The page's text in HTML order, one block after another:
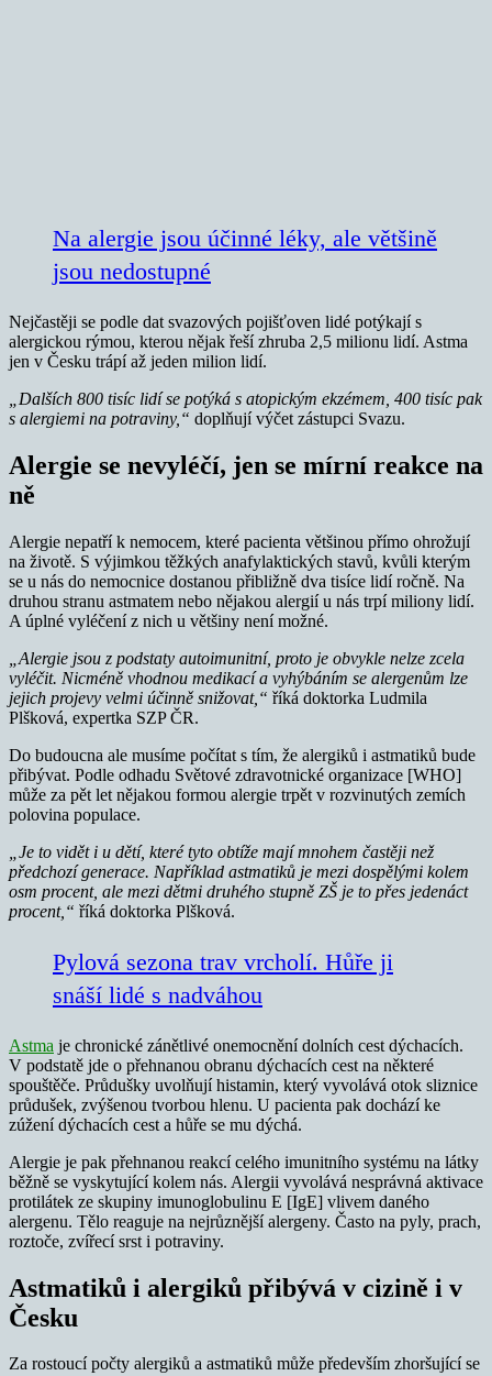
Na alergie jsou účinné léky, ale většině
jsou nedostupné
Nejčastěji se podle dat svazových pojišťoven lidé potýkají s
alergickou rýmou, kterou nějak řeší zhruba 2,5 milionu lidí. Astma
jen v Česku trápí až jeden milion lidí.
„Dalších 800 tisíc lidí se potýká s atopickým ekzémem, 400 tisíc pak
s alergiemi na potraviny,“ doplňují výčet zástupci Svazu.
Alergie se nevyléčí, jen se mírní reakce na
ně
Alergie nepatří k nemocem, které pacienta většinou přímo ohrožují
na životě. S výjimkou těžkých anafylaktických stavů, kvůli kterým
se u nás do nemocnice dostanou přibližně dva tisíce lidí ročně. Na
druhou stranu astmatem nebo nějakou alergií u nás trpí miliony lidí.
A úplné vyléčení z nich u většiny není možné.
„Alergie jsou z podstaty autoimunitní, proto je obvykle nelze zcela
vyléčit. Nicméně vhodnou medikací a vyhýbáním se alergenům lze
jejich projevy velmi účinně snižovat,“ říká doktorka Ludmila
Plšková, expertka SZP ČR.
Do budoucna ale musíme počítat s tím, že alergiků i astmatiků bude
přibývat. Podle odhadu Světové zdravotnické organizace [WHO]
může za pět let nějakou formou alergie trpět v rozvinutých zemích
polovina populace.
„Je to vidět i u dětí, které tyto obtíže mají mnohem častěji než
předchozí generace. Například astmatiků je mezi dospělými kolem
osm procent, ale mezi dětmi druhého stupně ZŠ je to přes jedenáct
procent,“ říká doktorka Plšková.
Pylová sezona trav vrcholí. Hůře ji
snáší lidé s nadváhou
Astma je chronické zánětlivé onemocnění dolních cest dýchacích.
V podstatě jde o přehnanou obranu dýchacích cest na některé
spouštěče. Průdušky uvolňují histamin, který vyvolává otok sliznice
průdušek, zvýšenou tvorbou hlenu. U pacienta pak dochází ke
zúžení dýchacích cest a hůře se mu dýchá.
Alergie je pak přehnanou reakcí celého imunitního systému na látky
běžně se vyskytující kolem nás. Alergii vyvolává nesprávná aktivace
protilátek ze skupiny imunoglobulinu E [IgE] vlivem daného
alergenu. Tělo reaguje na nejrůznější alergeny. Často na pyly, prach,
roztoče, zvířecí srst i potraviny.
Astmatiků i alergiků přibývá v cizině i v
Česku
Za rostoucí počty alergiků a astmatiků může především zhoršující se